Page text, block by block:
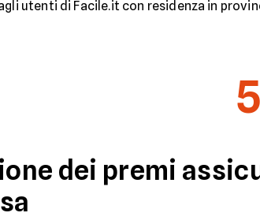
utenti di Facile.it con residenza in
dei premi